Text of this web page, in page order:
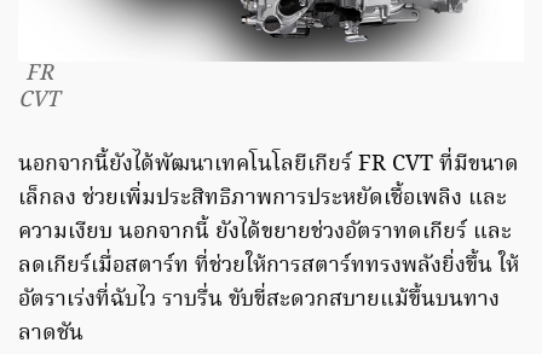
FR
CVT
นอกจากนี้ยังได้พัฒนาเทคโนโลยีเกียร์ FR CVT ที่มีขนาด
เล็กลง ช่วยเพิ่มประสิทธิภาพการประหยัดเชื้อเพลิง และ
ความเงียบ นอกจากนี้ ยังได้ขยายช่วงอัตราทดเกียร์ และ
ลดเกียร์เมื่อสตาร์ท ที่ช่วยให้การสตาร์ททรงพลังยิ่งขึ้น ให้
อัตราเร่งที่ฉับไว ราบรื่น ขับขี่สะดวกสบายแม้ขึ้นบนทาง
ลาดชัน